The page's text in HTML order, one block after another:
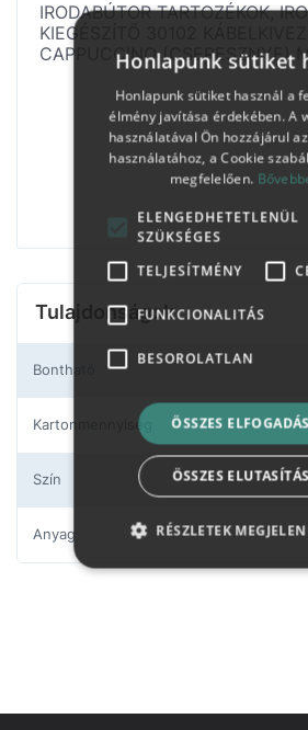
IRODABÚTOR TARTOZÉKOK,
KIEGÉSZÍTŐ 30102
CAPPUCCINO (CSERESZNYE)
Tulajdonságok
Bontható
Kartonmennyiség
Szín
Anyag
Honlapunk sütiket
Honlapunk sütiket használ a
élmény javítása érdekében. A
használatával Ön hozzájárul
használatához, a Cookie
megfelelően.
ELENGEDHETETLENÜL
SZÜKSÉGES
TELJESÍTMÉNY
FUNKCIONALITÁS
BESOROLATLAN
ÖSSZES
ÖSSZES
RÉSZLETEK